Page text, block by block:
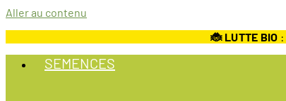
Aller au contenu
🐞 LUTTE BIO :
SEMENCES